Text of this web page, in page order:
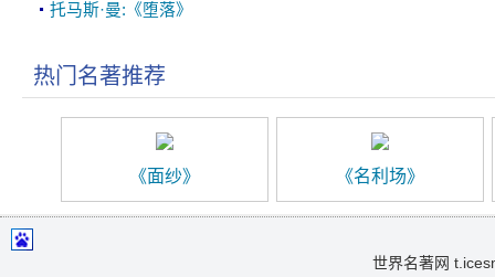
托马斯·曼:《堕落》
热门名著推荐
《面纱》 《名利场》
世界名著网